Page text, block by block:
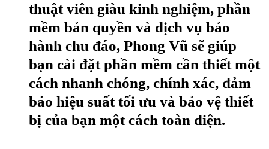
thuật viên giàu kinh nghiệm, phần
mềm bản quyền và dịch vụ bảo
hành chu đáo, Phong Vũ sẽ giúp
bạn cài đặt phần mềm cần thiết một
cách nhanh chóng, chính xác, đảm
bảo hiệu suất tối ưu và bảo vệ thiết
bị của bạn một cách toàn diện.